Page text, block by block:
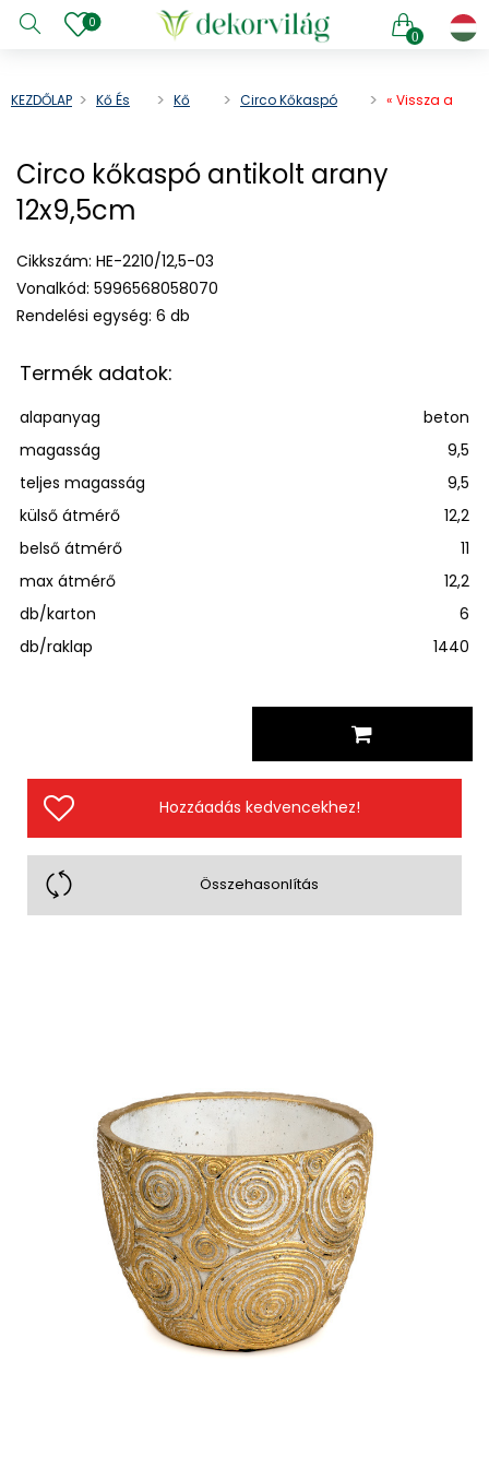
0
0
KEZDŐLAP
Kő És
Kő
Circo Kőkaspó
« Vissza a
menu
menu
menu
menu
menu
Circo kőkaspó antikolt arany
12x9,5cm
Cikkszám: HE-2210/12,5-03
Vonalkód: 5996568058070
Rendelési egység: 6 db
Termék adatok:
alapanyag
beton
magasság
9,5
teljes magasság
9,5
külső átmérő
12,2
belső átmérő
11
max átmérő
12,2
db/karton
6
db/raklap
1440
Hozzáadás kedvencekhez!
Összehasonlítás